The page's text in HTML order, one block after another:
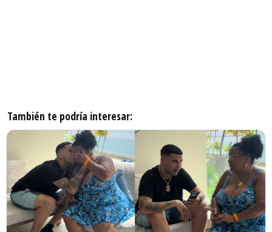
También te podría interesar: